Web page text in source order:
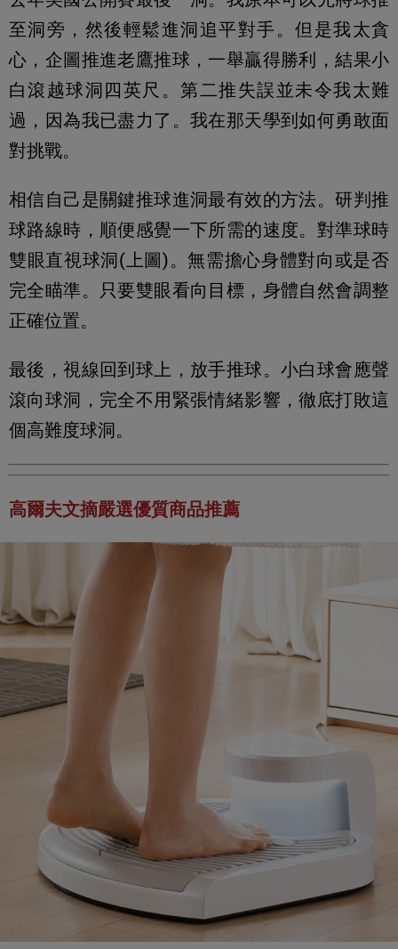
至洞旁，然後輕鬆進洞追平對手。但是我太貪
心，企圖推進老鷹推球，一舉贏得勝利，結果小
白滾越球洞四英尺。第二推失誤並未令我太難
過，因為我已盡力了。我在那天學到如何勇敢面
對挑戰。
相信自己是關鍵推球進洞最有效的方法。研判推
球路線時，順便感覺一下所需的速度。對準球時
雙眼直視球洞(上圖)。無需擔心身體對向或是否
完全瞄準。只要雙眼看向目標，身體自然會調整
正確位置。
最後，視線回到球上，放手推球。小白球會應聲
滾向球洞，完全不用緊張情緒影響，徹底打敗這
個高難度球洞。
高爾夫文摘嚴選優質商品推薦